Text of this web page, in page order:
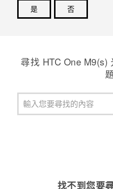
是
否
尋找 HTC One M9(s)
找不到您要